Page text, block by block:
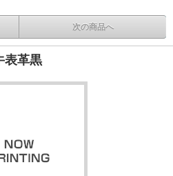
次の商品へ
表革黒